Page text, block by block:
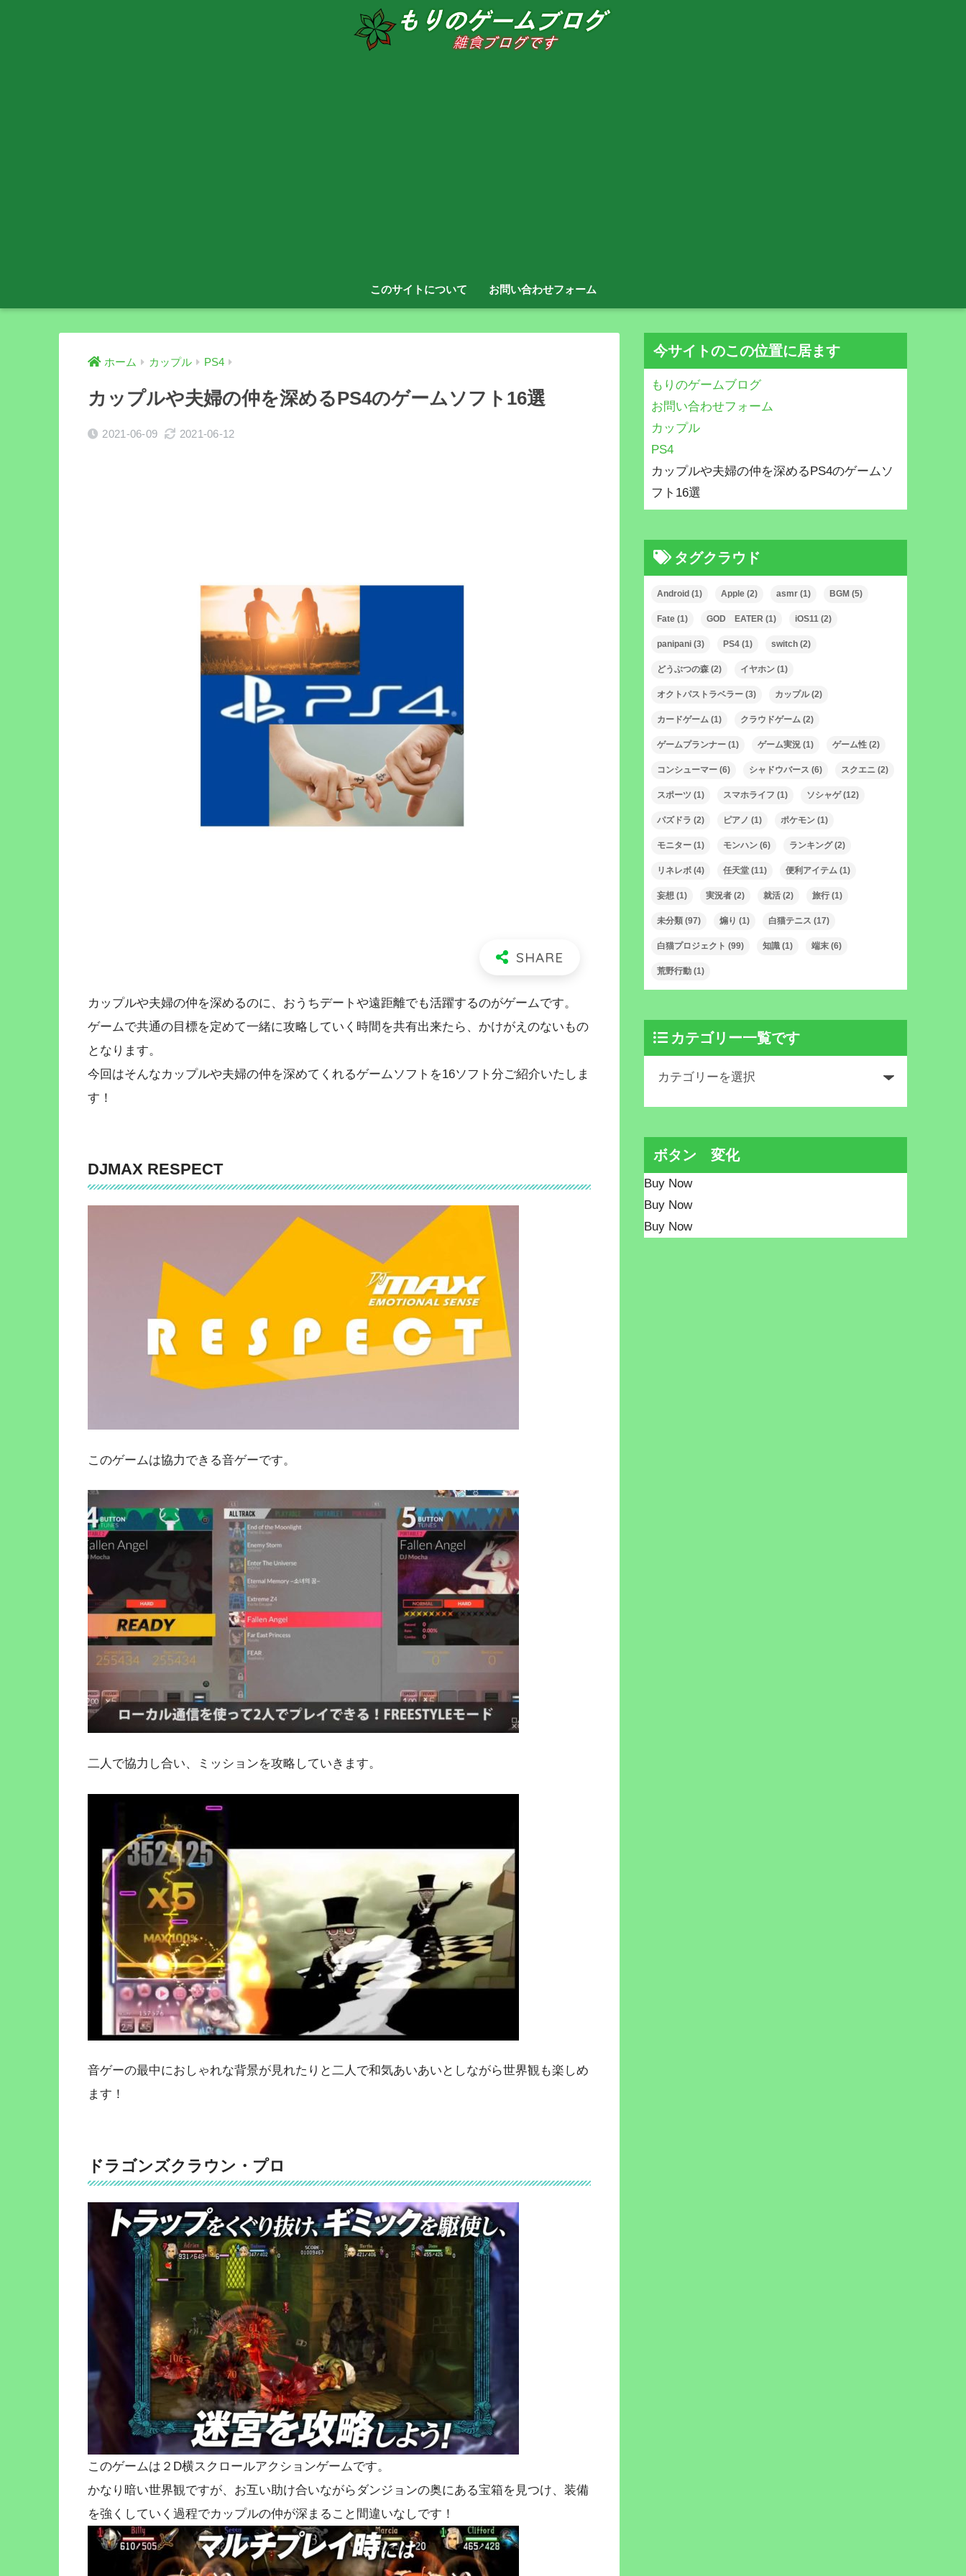
このサイトについて お問い合わせフォーム
ホーム カップル PS4
カップルや夫婦の仲を深めるPS4のゲームソフト16選
2021-06-09 2021-06-12
カップルや夫婦の仲を深めるのに、おうちデートや遠距離でも活躍するのがゲームです。
ゲームで共通の目標を定めて一緒に攻略していく時間を共有出来たら、かけがえのないもの
となります。
今回はそんなカップルや夫婦の仲を深めてくれるゲームソフトを16ソフト分ご紹介いたしま
す！
DJMAX RESPECT
このゲームは協力できる音ゲーです。
二人で協力し合い、ミッションを攻略していきます。
音ゲーの最中におしゃれな背景が見れたりと二人で和気あいあいとしながら世界観も楽しめ
ます！
ドラゴンズクラウン・プロ
このゲームは２D横スクロールアクションゲームです。
かなり暗い世界観ですが、お互い助け合いながらダンジョンの奥にある宝箱を見つけ、装備
を強くしていく過程でカップルの仲が深まること間違いなしです！
今サイトのこの位置に居ます
もりのゲームブログ
お問い合わせフォーム
カップル
PS4
カップルや夫婦の仲を深めるPS4のゲームソ
フト16選
タグクラウド
Android (1) Apple (2) asmr (1) BGM (5)
Fate (1) GOD EATER (1) iOS11 (2)
panipani (3) PS4 (1) switch (2)
どうぶつの森 (2) イヤホン (1)
オクトパストラベラー (3) カップル(2)
カードゲーム (1) クラウドゲーム (2)
ゲームプランナー (1) ゲーム実況 (1) ゲーム性 (2)
コンシューマー (6) シャドウバース (6) スクエニ (2)
スポーツ (1) スマホライフ (1) ソシャゲ(12)
パズドラ (2) ピアノ (1) ポケモン (1)
モニター (1) モンハン (6) ランキング(2)
リネレボ (4) 任天堂 (11) 便利アイテム (1)
妄想 (1) 実況者 (2) 就活 (2) 旅行 (1)
未分類 (97) 煽り (1) 白猫テニス (17)
白猫プロジェクト (99) 知識 (1) 端末 (6)
荒野行動 (1)
カテゴリー一覧です
ボタン 変化
Buy Now
Buy Now
Buy Now